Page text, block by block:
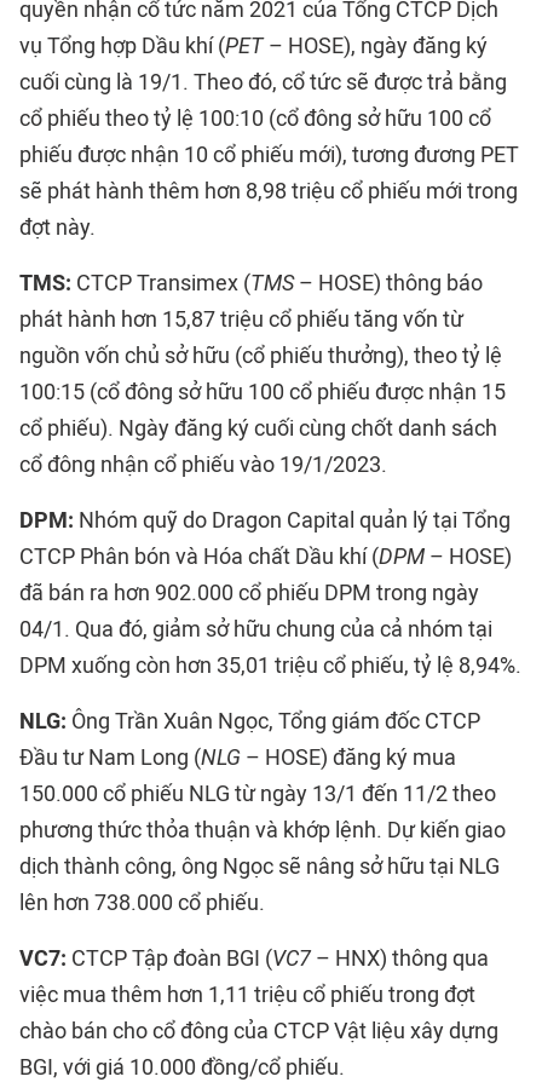
quyền nhận cổ tức năm 2021 của Tổng CTCP Dịch
vụ Tổng hợp Dầu khí (PET– HOSE), ngày đăng ký
cuối cùng là 19/1. Theo đó, cổ tức sẽ được trả bằng
cổ phiếu theo tỷ lệ 100:10 (cổ đông sở hữu 100 cổ
phiếu được nhận 10 cổ phiếu mới), tương đương PET
sẽ phát hành thêm hơn 8,98 triệu cổ phiếu mới trong
đợt này.
TMS: CTCP Transimex (TMS– HOSE) thông báo
phát hành hơn 15,87 triệu cổ phiếu tăng vốn từ
nguồn vốn chủ sở hữu (cổ phiếu thưởng), theo tỷ lệ
100:15 (cổ đông sở hữu 100 cổ phiếu được nhận 15
cổ phiếu). Ngày đăng ký cuối cùng chốt danh sách
cổ đông nhận cổ phiếu vào 19/1/2023.
DPM: Nhóm quỹ do Dragon Capital quản lý tại Tổng
CTCP Phân bón và Hóa chất Dầu khí (DPM – HOSE)
đã bán ra hơn 902.000 cổ phiếu DPM trong ngày
04/1. Qua đó, giảm sở hữu chung của cả nhóm tại
DPM xuống còn hơn 35,01 triệu cổ phiếu, tỷ lệ 8,94%.
NLG: Ông Trần Xuân Ngọc, Tổng giám đốc CTCP
Đầu tư Nam Long (NLG – HOSE) đăng ký mua
150.000 cổ phiếu NLG từ ngày 13/1 đến 11/2 theo
phương thức thỏa thuận và khớp lệnh. Dự kiến giao
dịch thành công, ông Ngọc sẽ nâng sở hữu tại NLG
lên hơn 738.000 cổ phiếu.
VC7: CTCP Tập đoàn BGI (VC7– HNX) thông qua
việc mua thêm hơn 1,11 triệu cổ phiếu trong đợt
chào bán cho cổ đông của CTCP Vật liệu xây dựng
BGI, với giá 10.000 đồng/cổ phiếu.